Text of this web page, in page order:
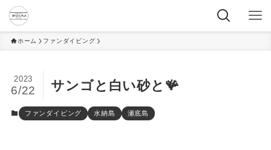
ホーム ファンダイビング
サンゴと白い砂と🪸
2023
6/22
ファンダイビング 水納島 瀬底島